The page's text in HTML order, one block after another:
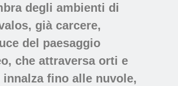
degli ambienti di
già carcere,
del paesaggio
che attraversa orti e
fino alle nuvole,